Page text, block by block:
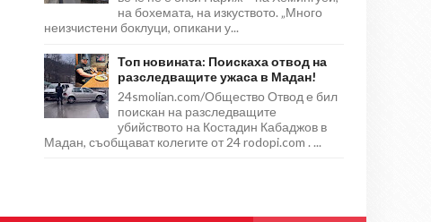
на бохемата, на изкуството. „Много
неизчистени боклуци, опикани у...
Топ новината: Поискаха отвод на
разследващите ужаса в Мадан!
24smolian.com/Общество Отвод е бил
поискан на разследващите
убийството на Костадин Кабаджов в
Мадан, съобщават колегите от 24 rodopi.com . ...